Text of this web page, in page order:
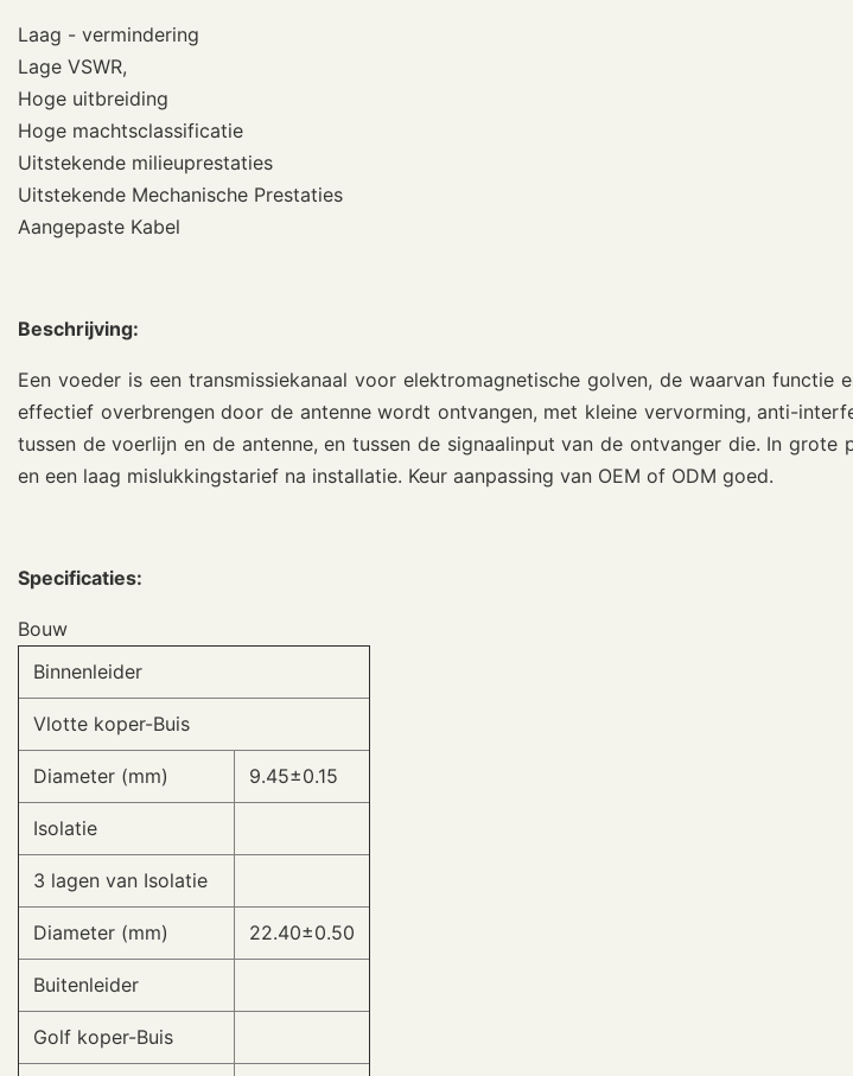
Laag - vermindering
Lage VSWR,
Hoge uitbreiding
Hoge machtsclassificatie
Uitstekende milieuprestaties
Uitstekende Mechanische Prestaties
Aangepaste Kabel
Beschrijving:
Een voeder is een transmissiekanaal voor elektromagnetische golven, de waarvan
effectief overbrengen door de antenne wordt ontvangen, met kleine vervorming, anti-
tussen de voerlijn en de antenne, en tussen de signaalinput van de ontvanger die. In
en een laag mislukkingstarief na installatie. Keur aanpassing van OEM of ODM goed.
Specificaties:
Bouw
Binnenleider
Vlotte koper-Buis
Diameter (mm) 9.45±0.15
Isolatie
3 lagen van Isolatie
Diameter (mm) 22.40±0.50
Buitenleider
Golf koper-Buis